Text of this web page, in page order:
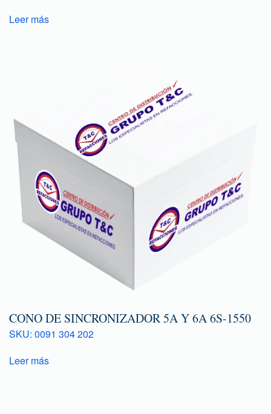
Leer más
CONO DE SINCRONIZADOR 5A Y 6A 6S-1550
SKU: 0091 304 202
Leer más